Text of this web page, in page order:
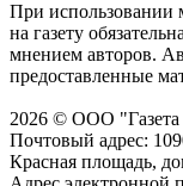
При использовании
на газету
мнением авторов.
предоставленные
2026 © ООО "Газета
Почтовый адрес:
Красная площадь,